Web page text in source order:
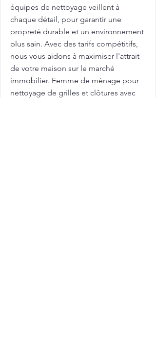
équipes de nettoyage veillent à
chaque détail, pour garantir une
propreté durable et un environnement
plus sain. Avec des tarifs compétitifs,
nous vous aidons à maximiser l'attrait
de votre maison sur le marché
immobilier. Femme de ménage pour
nettoyage de grilles et clôtures avec